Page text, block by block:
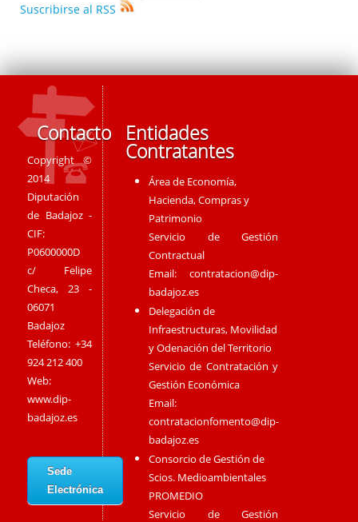
Suscribirse al RSS
Contacto
Copyright ©
2014
Diputación
de Badajoz -
CIF:
P0600000D
c/ Felipe
Checa, 23 -
06071
Badajoz
Teléfono: +34
924 212 400
Web:
www.dip-
badajoz.es
Sede
Electrónica
Entidades
Contratantes
Área de Economía,
Hacienda, Compras y
Patrimonio
Servicio de Gestión
Contractual
Email:contratacion@dip-
badajoz.es
Delegación de
Infraestructuras, Movilidad
y Odenación del Territorio
Servicio de Contratación y
Gestión Económica
Email:
contratacionfomento@dip-
badajoz.es
Consorcio de Gestión de
Scios. Medioambientales
PROMEDIO
Servicio de Gestión